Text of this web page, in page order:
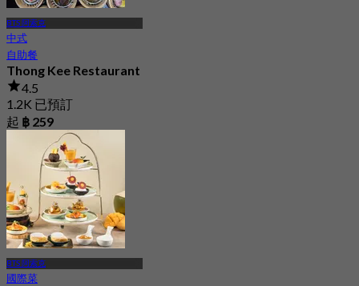
BTS 阿索克
中式
自助餐
Thong Kee Restaurant
4.5
1.2K 已預訂
起 ฿ 259
BTS 阿索克
國際菜